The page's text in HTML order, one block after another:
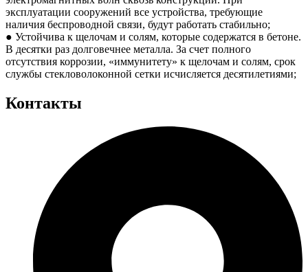
эксплуатации сооружений все устройства, требующие
наличия беспроводной связи, будут работать стабильно;
● Устойчива к щелочам и солям, которые содержатся в бетоне.
В десятки раз долговечнее металла. За счет полного
отсутствия коррозии, «иммунитету» к щелочам и солям, срок
службы стекловолоконной сетки исчисляется десятилетиями;
Контакты